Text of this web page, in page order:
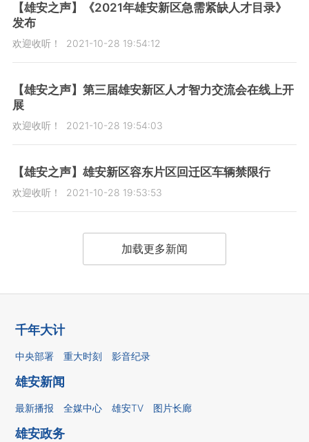
【雄安之声】《2021年雄安新区急需紧缺人才目录》
发布
欢迎收听！ 2021-10-28 19:54:12
【雄安之声】第三届雄安新区人才智力交流会在线上开
展
欢迎收听！ 2021-10-28 19:54:03
【雄安之声】雄安新区容东片区回迁区车辆禁限行
欢迎收听！ 2021-10-28 19:53:53
加载更多新闻
千年大计
中央部署 重大时刻 影音纪录
雄安新闻
最新播报 全媒中心 雄安TV 图片长廊
雄安政务